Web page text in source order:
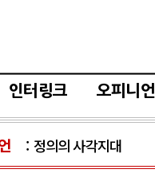
인터링크 오피니언
정의의 사각지대